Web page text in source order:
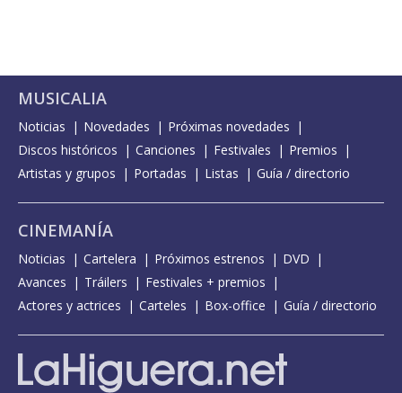
MUSICALIA
Noticias Novedades
Próximas novedades
Discos históricos
Canciones Festivales
Premios
Artistas y grupos
Portadas Listas Guía / directorio
CINEMANÍA
Noticias Cartelera Próximos estrenos
DVD
Avances
Tráilers
Festivales + premios
Actores y actrices
Carteles Box-office Guía / directorio